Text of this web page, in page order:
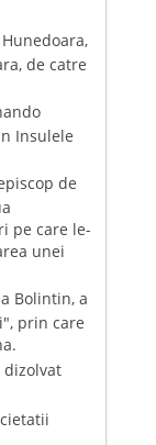
de catre
Insulele
de
pe care le-
unei
Bolintin, a
prin care
dizolvat